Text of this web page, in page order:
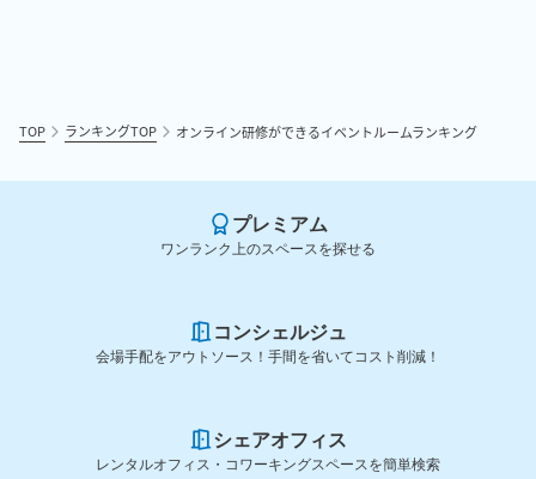
TOP ランキングTOP オンライン研修ができるイベントルームランキング
プレミアム
ワンランク上のスペースを探せる
コンシェルジュ
会場手配をアウトソース！手間を省いてコスト削減！
シェアオフィス
レンタルオフィス・コワーキングスペースを簡単検索